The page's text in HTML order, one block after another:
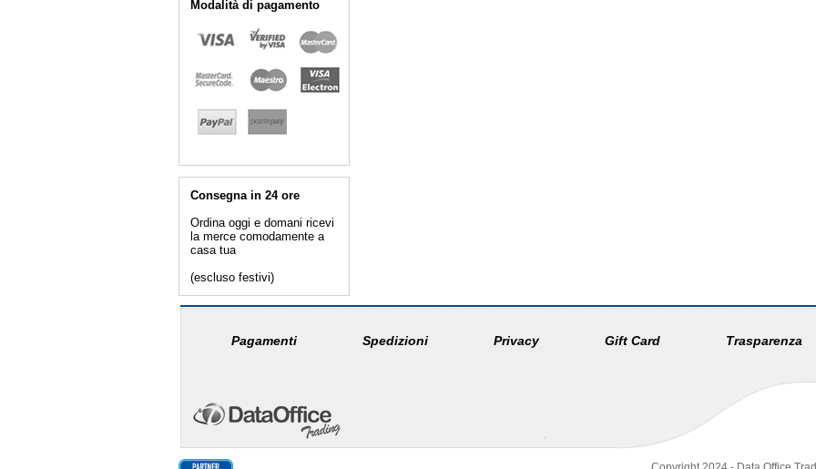
Modalità di pagamento
Consegna in 24 ore
Ordina oggi e domani ricevi
la merce comodamente a
casa tua
(escluso festivi)
Pagamenti Spedizioni Privacy Gift Card Trasparenza